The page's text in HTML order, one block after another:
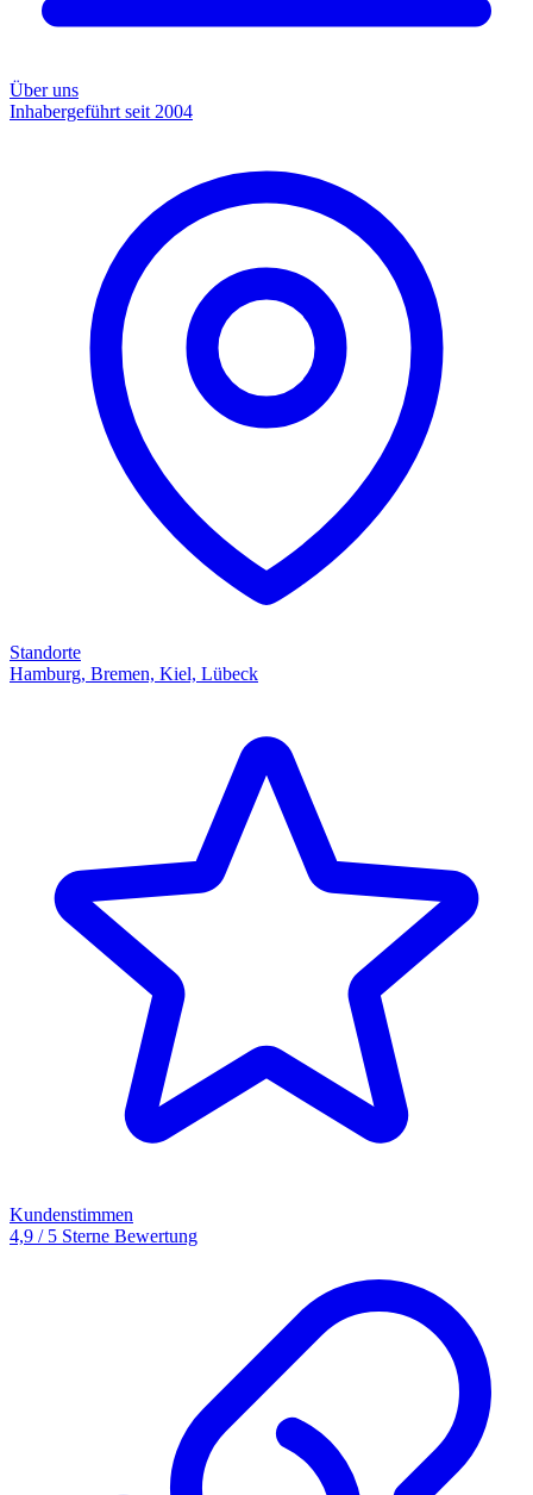
Über uns
Inhabergeführt seit 2004
Standorte
Hamburg, Bremen, Kiel, Lübeck
Kundenstimmen
4,9 / 5 Sterne Bewertung